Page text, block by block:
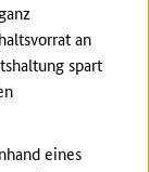
an
spart
eines